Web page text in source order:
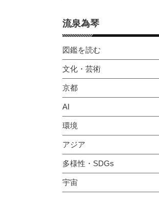
流泉為琴
図鑑を読む
文化・芸術
京都
AI
環境
アジア
多様性・SDGs
宇宙